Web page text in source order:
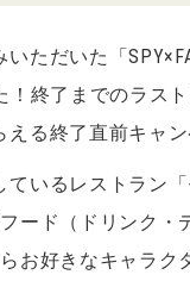
ただいた「
終了までのラス
る終了直前キャ
いるレストラン
ード（ドリンク
お好きなキャラ